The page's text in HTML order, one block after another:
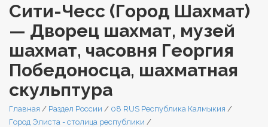
Сити-Чесс (Город Шахмат)
— Дворец шахмат, музей
шахмат, часовня Георгия
Победоносца, шахматная
скульптура
Главная / Раздел России / 08 RUS Республика Калмыкия /
Город Элиста - столица республики /